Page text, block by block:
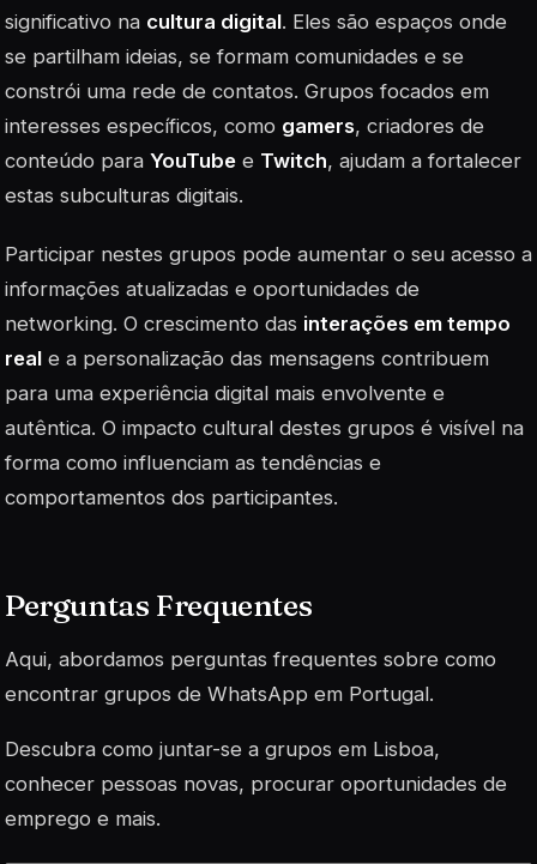
significativo na cultura digital. Eles são espaços onde
se partilham ideias, se formam comunidades e se
constrói uma rede de contatos. Grupos focados em
interesses específicos, como gamers, criadores de
conteúdo para YouTube e Twitch, ajudam a fortalecer
estas subculturas digitais.
Participar nestes grupos pode aumentar o seu acesso a
informações atualizadas e oportunidades de
networking. O crescimento das interações em tempo
real e a personalização das mensagens contribuem
para uma experiência digital mais envolvente e
autêntica. O impacto cultural destes grupos é visível na
forma como influenciam as tendências e
comportamentos dos participantes.
Perguntas Frequentes
Aqui, abordamos perguntas frequentes sobre como
encontrar grupos de WhatsApp em Portugal.
Descubra como juntar-se a grupos em Lisboa,
conhecer pessoas novas, procurar oportunidades de
emprego e mais.